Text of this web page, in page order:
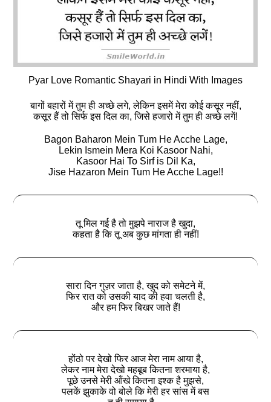
Pyar Love Romantic Shayari in Hindi With Images
बागों बहारों में तुम ही अच्छे लगे, लेकिन इसमें मेरा कोई कसूर नहीं,
कसूर हैं तो सिर्फ इस दिल का, जिसे हजारो में तुम ही अच्छे लगें!
Bagon Baharon Mein Tum He Acche Lage,
Lekin Ismein Mera Koi Kasoor Nahi,
Kasoor Hai To Sirf is Dil Ka,
Jise Hazaron Mein Tum He Acche Lage!!
तू मिल गई है तो मुझपे नाराज है खुदा,
कहता है कि तू अब कुछ मांगता ही नहीं!
सारा दिन गुज़र जाता है, खुद को समेटने में,
फिर रात को उसकी याद की हवा चलती है,
और हम फिर बिखर जाते हैं!
होंठो पर देखो फिर आज मेरा नाम आया है,
लेकर नाम मेरा देखो महबूब कितना शरमाया है,
पूछे उनसे मेरी ऑंखे कितना इश्क है मुझसे,
पलकें झुकाके वो बोले कि मेरी हर सांस में बस